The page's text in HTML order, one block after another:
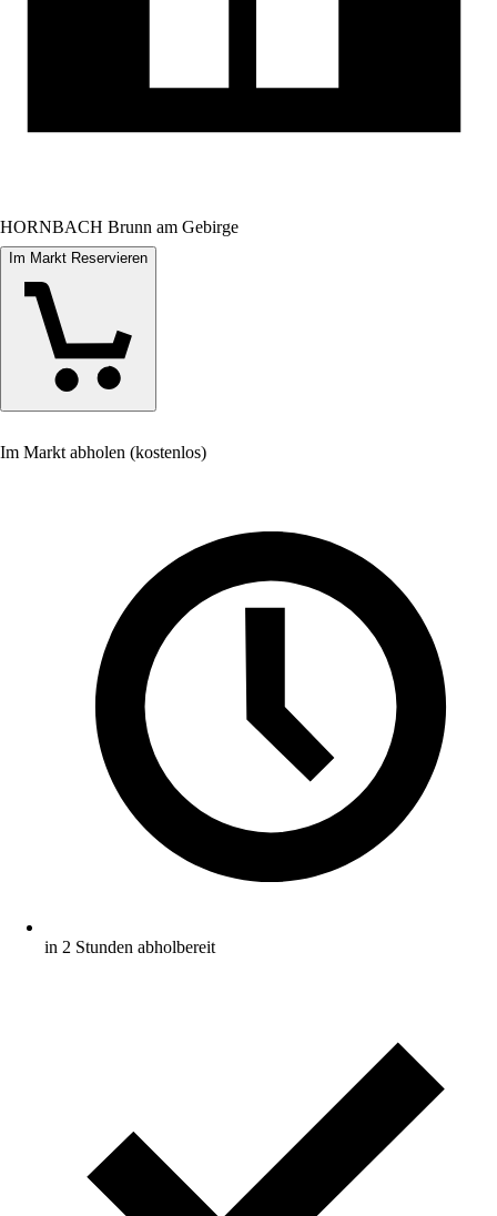
HORNBACH Brunn am Gebirge
Im Markt Reservieren
Im Markt abholen (kostenlos)
in 2 Stunden abholbereit